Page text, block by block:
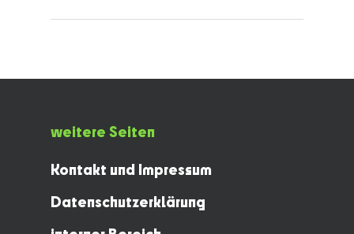
weitere Seiten
Kontakt und Impressum
Datenschutzerklärung